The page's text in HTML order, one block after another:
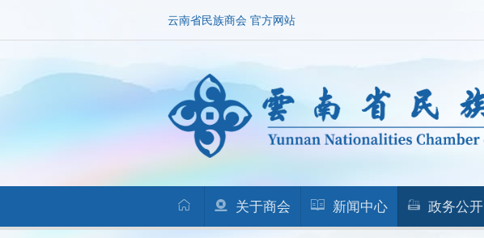
云南省民族商会 官方网站
关于商会 新闻中心 政务公开